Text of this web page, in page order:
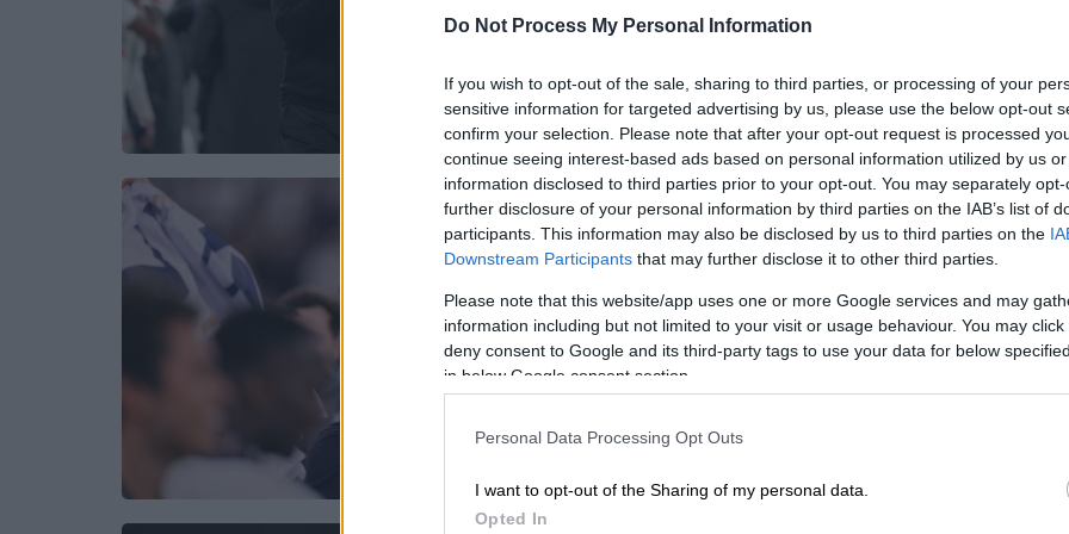
Do Not Process My Personal Information
If you wish to opt-out of the sale, sharing to third parties, or processing of your
sensitive information for targeted advertising by us, please use the below opt-out
confirm your selection. Please note that after your opt-out request is processed
continue seeing interest-based ads based on personal information utilized by us
information disclosed to third parties prior to your opt-out. You may separately
further disclosure of your personal information by third parties on the IAB’s list of
participants. This information may also be disclosed by us to third parties on the
Downstream Participants that may further disclose it to other third parties.
Please note that this website/app uses one or more Google services and may
information including but not limited to your visit or usage behaviour. You may
deny consent to Google and its third-party tags to use your data for below
in below Google consent section.
Personal Data Processing Opt Outs
I want to opt-out of the Sharing of my personal data.
Opted In
Ντεμπούτο απέναντι στην Άρσεναλ
Αθλητισμός|22.05.2025 00:00
Ο Άγγελος Ποστέκογλου έσπασε
την κατάρα της Τότεναμ κι
έγραψε ιστορία κατακτώντας το
Europa League
Η Τότεναμ επικράτησε 1-0 της
του Europa League